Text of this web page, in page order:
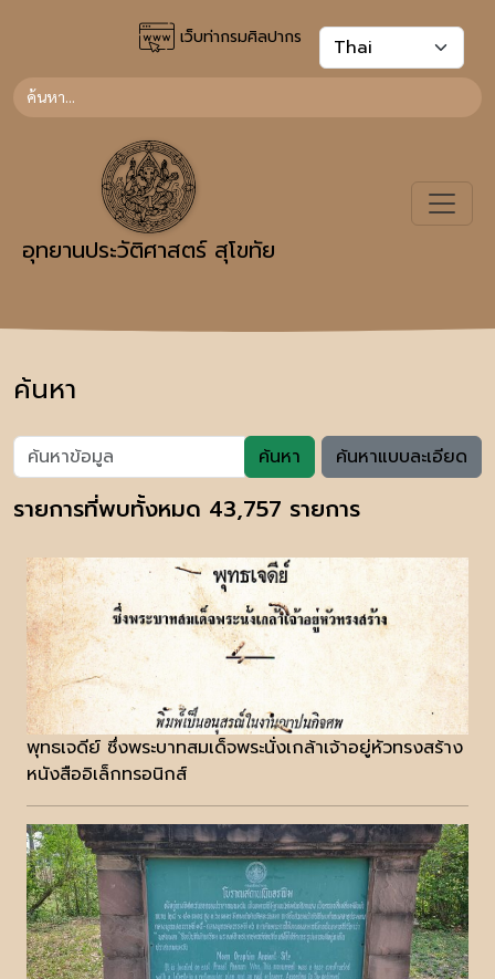
เว็บท่ากรมศิลปากร
อุทยานประวัติศาสตร์ สุโขทัย
ค้นหา
ค้นหา ค้นหาแบบละเอียด
รายการที่พบทั้งหมด 43,757 รายการ
พุทธเจดีย์ ซึ่งพระบาทสมเด็จพระนั่งเกล้าเจ้าอยู่หัวทรงสร้าง
หนังสืออิเล็กทรอนิกส์